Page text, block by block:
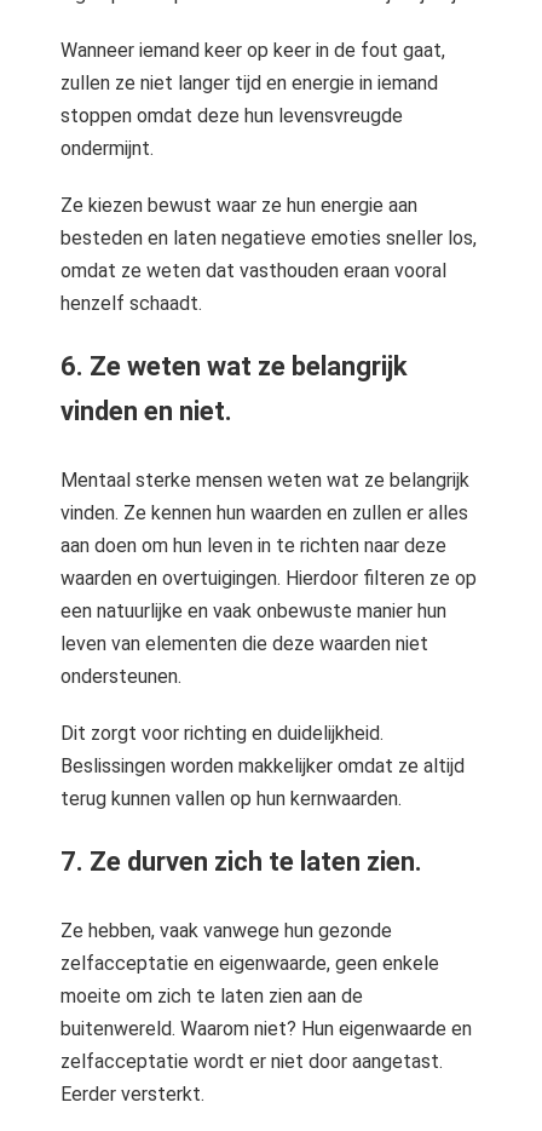
Wanneer iemand keer op keer in de fout gaat,
zullen ze niet langer tijd en energie in iemand
stoppen omdat deze hun levensvreugde
ondermijnt.
Ze kiezen bewust waar ze hun energie aan
besteden en laten negatieve emoties sneller los,
omdat ze weten dat vasthouden eraan vooral
henzelf schaadt.
6. Ze weten wat ze belangrijk
vinden en niet.
Mentaal sterke mensen weten wat ze belangrijk
vinden. Ze kennen hun waarden en zullen er alles
aan doen om hun leven in te richten naar deze
waarden en overtuigingen. Hierdoor filteren ze op
een natuurlijke en vaak onbewuste manier hun
leven van elementen die deze waarden niet
ondersteunen.
Dit zorgt voor richting en duidelijkheid.
Beslissingen worden makkelijker omdat ze altijd
terug kunnen vallen op hun kernwaarden.
7. Ze durven zich te laten zien.
Ze hebben, vaak vanwege hun gezonde
zelfacceptatie en eigenwaarde, geen enkele
moeite om zich te laten zien aan de
buitenwereld. Waarom niet? Hun eigenwaarde en
zelfacceptatie wordt er niet door aangetast.
Eerder versterkt.